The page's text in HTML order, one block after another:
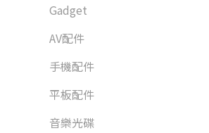
Gadget
AV配件
手機配件
平板配件
音樂光碟